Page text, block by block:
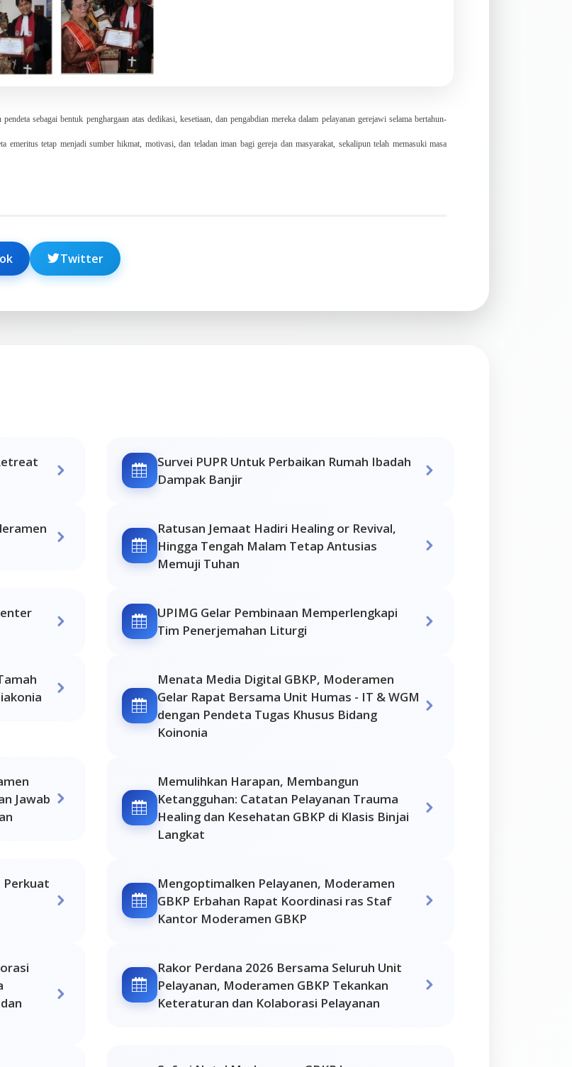
sebagai bentuk penghargaan atas dedikasi, kesetiaan, dan pengabdian mereka dalam pelayanan gerejawi selama bertahun-
tetap menjadi sumber hikmat, motivasi, dan teladan iman bagi gereja dan masyarakat, sekalipun telah memasuki masa
Twitter
Survei PUPR Untuk Perbaikan Rumah Ibadah
Dampak Banjir
Ratusan Jemaat Hadiri Healing or Revival,
Hingga Tengah Malam Tetap Antusias
Memuji Tuhan
UPIMG Gelar Pembinaan Memperlengkapi
Tim Penerjemahan Liturgi
Menata Media Digital GBKP, Moderamen
Gelar Rapat Bersama Unit Humas - IT & WGM
dengan Pendeta Tugas Khusus Bidang
Koinonia
Jawab
Memulihkan Harapan, Membangun
Ketangguhan: Catatan Pelayanan Trauma
Healing dan Kesehatan GBKP di Klasis Binjai
Langkat
Perkuat
Mengoptimalken Pelayanen, Moderamen
GBKP Erbahan Rapat Koordinasi ras Staf
Kantor Moderamen GBKP
Rakor Perdana 2026 Bersama Seluruh Unit
Pelayanan, Moderamen GBKP Tekankan
Keteraturan dan Kolaborasi Pelayanan